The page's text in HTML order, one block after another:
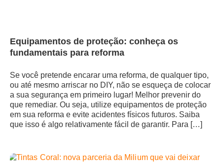
Equipamentos de proteção: conheça os
fundamentais para reforma
Se você pretende encarar uma reforma, de qualquer tipo,
ou até mesmo arriscar no DIY, não se esqueça de colocar
a sua segurança em primeiro lugar! Melhor prevenir do
que remediar. Ou seja, utilize equipamentos de proteção
em sua reforma e evite acidentes físicos futuros. Saiba
que isso é algo relativamente fácil de garantir. Para […]